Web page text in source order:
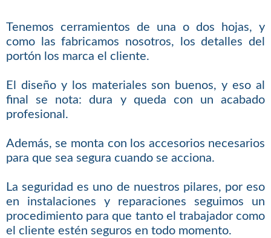
Tenemos cerramientos de una o dos hojas, y
como las fabricamos nosotros, los detalles del
portón los marca el cliente.
El diseño y los materiales son buenos, y eso al
final se nota: dura y queda con un acabado
profesional.
Además, se monta con los accesorios necesarios
para que sea segura cuando se acciona.
La seguridad es uno de nuestros pilares, por eso
en instalaciones y reparaciones seguimos un
procedimiento para que tanto el trabajador como
el cliente estén seguros en todo momento.